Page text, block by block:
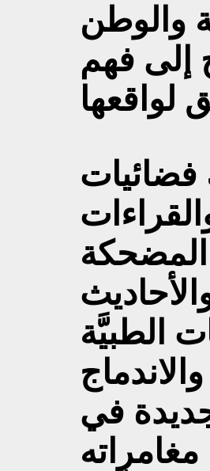
والوطن
إلى فهم
فضائيات
المضحكة
الطبيَّة
في